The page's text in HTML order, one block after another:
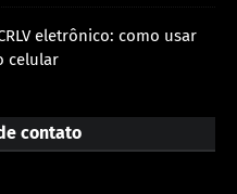
eletrônico: como usar
celular
contato